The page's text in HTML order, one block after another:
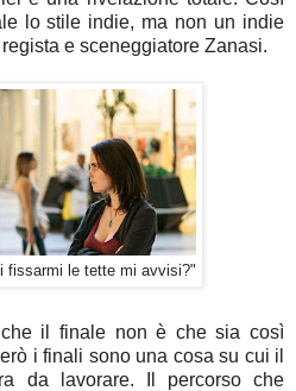
lo stile indie, ma non un indie
e sceneggiatore Zanasi.
fissarmi le tette mi avvisi?"
che il finale non è che sia così
i finali sono una cosa su cui il
da lavorare. Il percorso che